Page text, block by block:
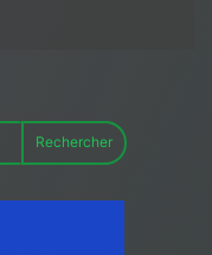
Rechercher